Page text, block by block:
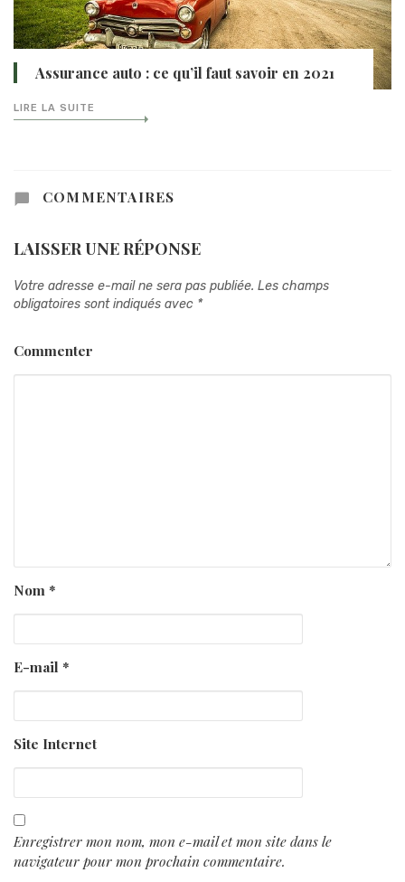
Assurance auto : ce qu’il faut savoir en 2021
LIRE LA SUITE
COMMENTAIRES
LAISSER UNE RÉPONSE
Votre adresse e-mail ne sera pas publiée. Les champs
obligatoires sont indiqués avec *
Commenter
Nom *
E-mail *
Site Internet
Enregistrer mon nom, mon e-mail et mon site dans le
navigateur pour mon prochain commentaire.